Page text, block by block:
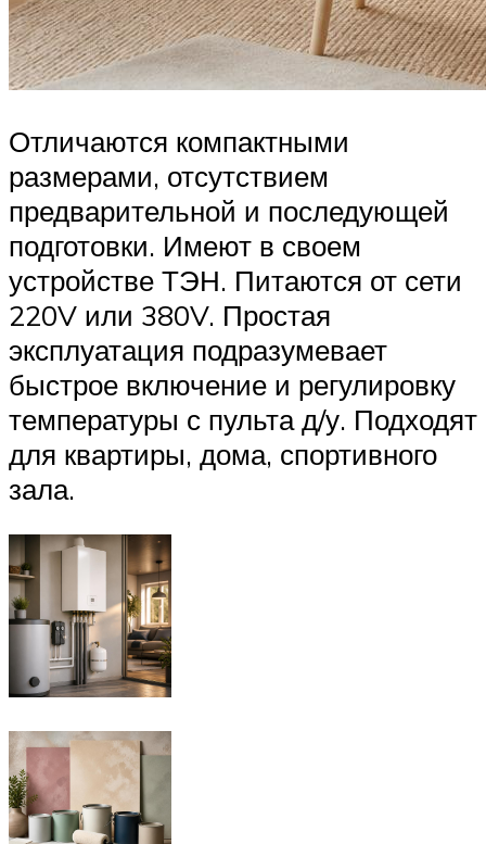
Отличаются компактными
размерами, отсутствием
предварительной и последующей
подготовки. Имеют в своем
устройстве ТЭН. Питаются от сети
220V или 380V. Простая
эксплуатация подразумевает
быстрое включение и регулировку
температуры с пульта д/у. Подходят
для квартиры, дома, спортивного
зала.